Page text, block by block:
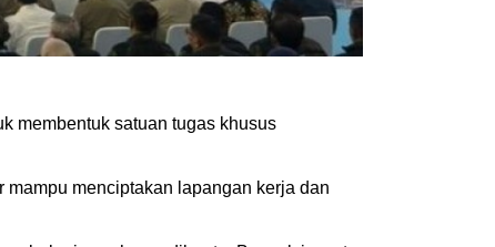
membentuk satuan tugas khusus
menciptakan lapangan kerja dan